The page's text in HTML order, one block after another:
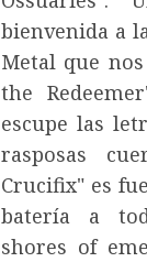
bienvenida a
Metal que
the
escupe las
rasposas
Crucifix" es
batería a
shores of